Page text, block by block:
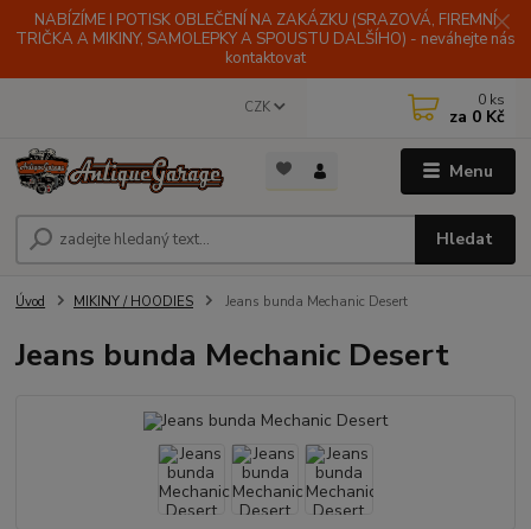
NABÍZÍME I POTISK OBLEČENÍ NA ZAKÁZKU (SRAZOVÁ, FIREMNÍ
TRIČKA A MIKINY, SAMOLEPKY A SPOUSTU DALŠÍHO) - neváhejte nás
kontaktovat
Menu
CZK
Hledat
0 ks
za 0 Kč
Úvod MIKINY / HOODIES Jeans bunda Mechanic Desert
Jeans bunda Mechanic Desert